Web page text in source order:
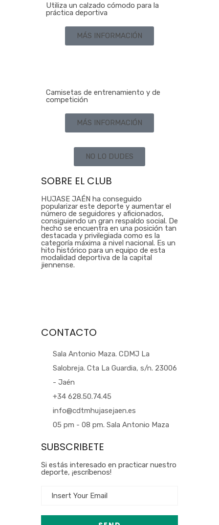
Utiliza un calzado cómodo para la
práctica deportiva
MÁS INFORMACIÓN
Camisetas de entrenamiento y de
competición
MÁS INFORMACIÓN
NO LO DUDES
SOBRE EL CLUB
HUJASE JAÉN ha conseguido
popularizar este deporte y aumentar el
número de seguidores y aficionados,
consiguiendo un gran respaldo social. De
hecho se encuentra en una posición tan
destacada y privilegiada como es la
categoría máxima a nivel nacional. Es un
hito histórico para un equipo de esta
modalidad deportiva de la capital
jiennense.
CONTACTO
Sala Antonio Maza. CDMJ La
Salobreja. Cta La Guardia, s/n. 23006
- Jaén
+34 628.50.74.45
info@cdtmhujasejaen.es
05 pm - 08 pm. Sala Antonio Maza
SUBSCRIBETE
Si estás interesado en practicar nuestro
deporte, ¡escríbenos!